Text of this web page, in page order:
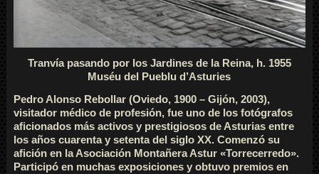
Tranvía pasando por los Jardines de la Reina, h. 1955
Muséu del Pueblu d’Asturies
Pedro Alonso Rebollar (Oviedo, 1900 – Gijón, 2003),
visitador médico de profesión, fue uno de los fotógrafos
aficionados más activos y prestigiosos de Asturias entre
los años cuarenta y setenta del siglo XX. Comenzó su
afición en la Asociación Montañera Astur «Torrecerredo».
Participó en muchas exposiciones y obtuvo premios en